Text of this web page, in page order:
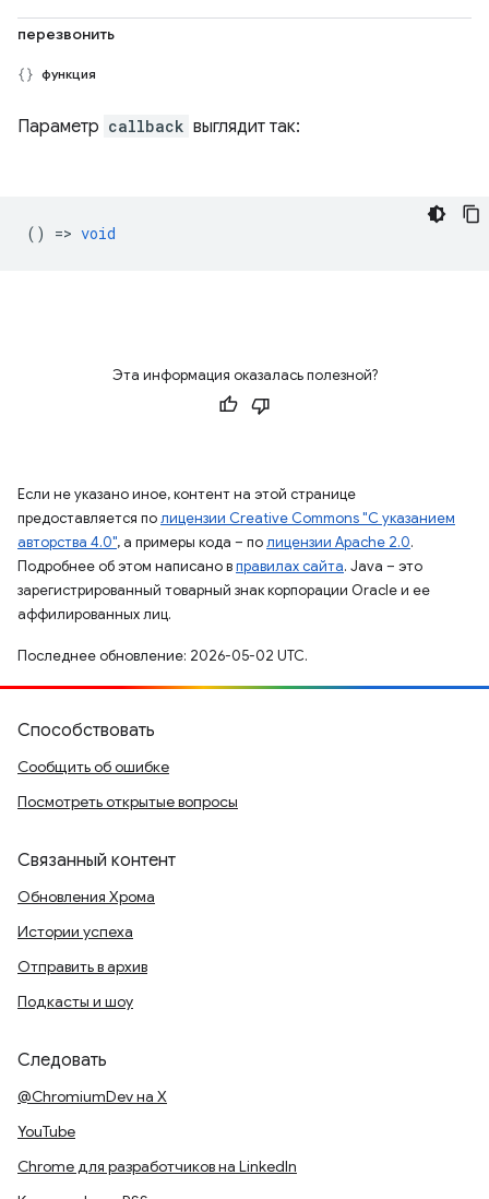
перезвонить
функция
Параметр callback выглядит так:
() => void
Эта информация оказалась полезной?
Если не указано иное, контент на этой странице
предоставляется полицензии Creative Commons "С указанием
авторства 4.0", а примеры кода – полицензии Apache 2.0.
Подробнее об этом написано вправилах сайта. Java – это
зарегистрированный товарный знак корпорации Oracle и ее
аффилированных лиц.
Последнее обновление: 2026-05-02 UTC.
Способствовать
Сообщить об ошибке
Посмотреть открытые вопросы
Связанный контент
Обновления Хрома
Истории успеха
Отправить в архив
Подкасты и шоу
Следовать
@ChromiumDev на X
YouTube
Chrome для разработчиков на LinkedIn